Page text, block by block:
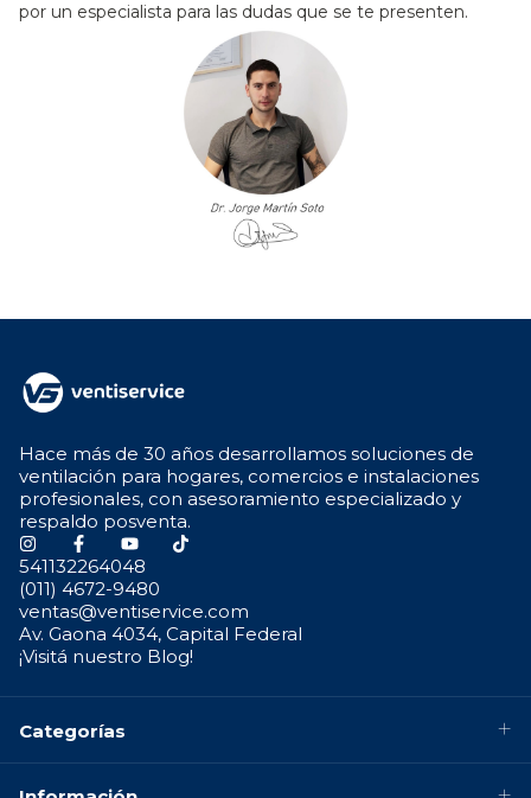
por un especialista para las dudas que se te presenten.
Hace más de 30 años desarrollamos soluciones de
ventilación para hogares, comercios e instalaciones
profesionales, con asesoramiento especializado y
respaldo posventa.
541132264048
(011) 4672-9480
ventas@ventiservice.com
Av. Gaona 4034, Capital Federal
¡Visitá nuestro Blog!
Categorías